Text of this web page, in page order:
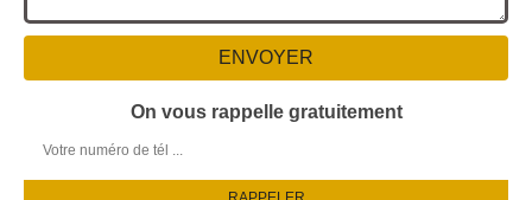
On vous rappelle gratuitement